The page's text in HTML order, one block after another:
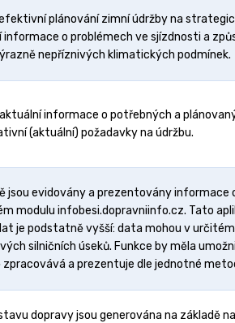
plánování zimní údržby na
o problémech ve sjízdnosti a
nepříznivých klimatických podmínek.
informace o potřebných a
(aktuální) požadavky na údržbu.
jsou evidovány a prezentovány
modulu infobesi.dopravniinfo.cz. Tato
je podstatně vyšší: data mohou v
silničních úseků. Funkce by měla
a prezentuje dle jednotné
dopravy jsou generována na základě